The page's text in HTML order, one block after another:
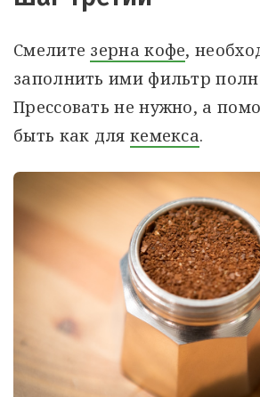
Смелите зерна кофе,
заполнить ими фильтр
Прессовать не нужно, а
быть как для кемекса.